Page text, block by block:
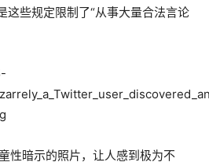
这些规定限制了“从事大量合法言论
性暗示的照片，让人感到极为不